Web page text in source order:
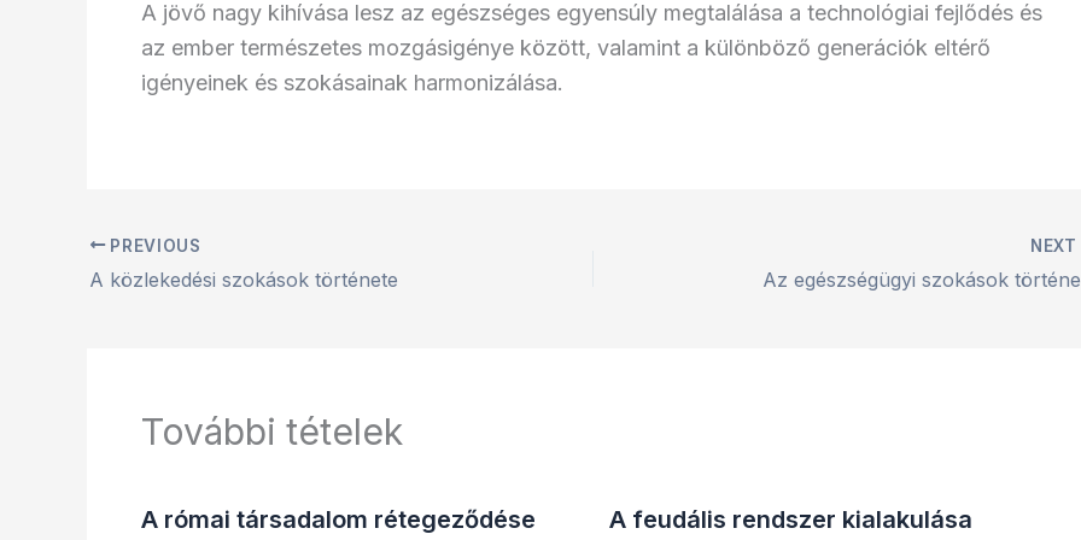
A jövő nagy kihívása lesz az egészséges egyensúly megtalálása a technológiai fejlődés és
az ember természetes mozgásigénye között, valamint a különböző generációk eltérő
igényeinek és szokásainak harmonizálása.
PREVIOUS
A közlekedési szokások története
NEXT
Az egészségügyi szokások
További tételek
A római társadalom rétegeződése A feudális rendszer kialakulása